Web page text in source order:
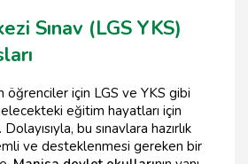
Sınav (LGS YKS)
öğrenciler için LGS ve YKS gibi
eğitim hayatları için
bu sınavlara hazırlık
ve desteklenmesi gereken bir